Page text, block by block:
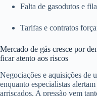
Falta de gasodutos e
Tarifas e contratos
Mercado de gás cresce por
ficar atento aos riscos
Negociações e aquisições de
enquanto especialistas
arriscados. A pressão vem